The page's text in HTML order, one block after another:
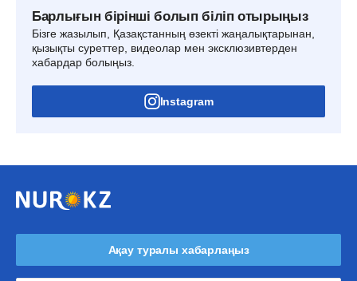
Барлығын бірінші болып біліп отырыңыз
Бізге жазылып, Қазақстанның өзекті жаңалықтарынан,
қызықты суреттер, видеолар мен эксклюзивтерден
хабардар болыңыз.
Instagram
Ақау туралы хабарлаңыз